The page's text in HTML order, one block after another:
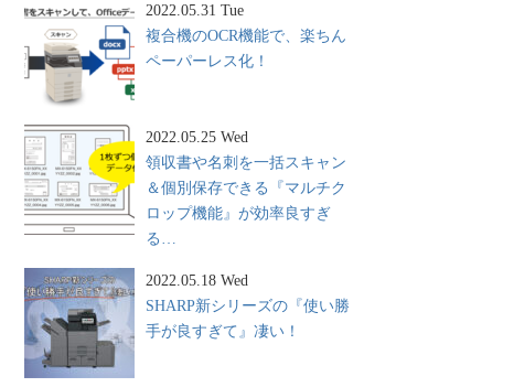
2022.05.31 Tue
複合機のOCR機能で、楽ちん
ペーパーレス化！
2022.05.25 Wed
領収書や名刺を一括スキャン
＆個別保存できる『マルチク
ロップ機能』が効率良すぎ
る…
2022.05.18 Wed
SHARP新シリーズの『使い勝
手が良すぎて』凄い！